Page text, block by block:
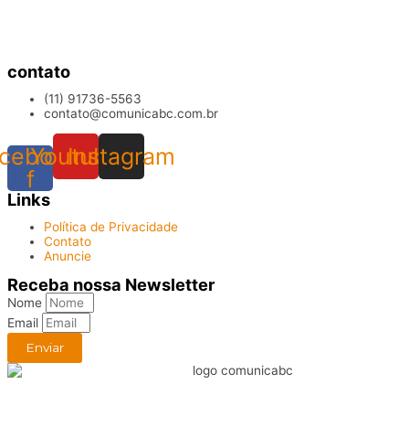
contato
(11) 91736-5563
contato@comunicabc.com.br
f
Youtube
Instagram
Links
Política de Privacidade
Contato
Anuncie
Receba nossa Newsletter
Nome
Email
Enviar